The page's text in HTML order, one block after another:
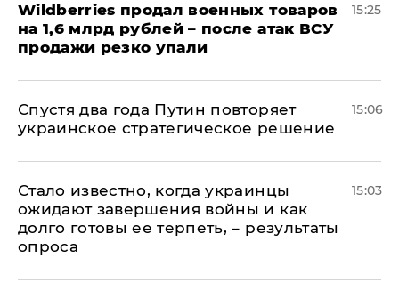
​Wildberries продал военных товаров
на 1,6 млрд рублей – после атак ВСУ
продажи резко упали
15:25
Спустя два года Путин повторяет
украинское стратегическое решение
15:06
Стало известно, когда украинцы
ожидают завершения войны и как
долго готовы ее терпеть, – результаты
опроса
15:03